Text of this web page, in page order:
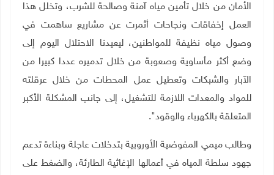
الأمان من خلال تأمين مياه آمنة وصالحة للشرب، وتخلل هذا
العمل إخفاقات ونجاحات أثمرت عن مشاريع ساهمت في
وصول مياه نظيفة للمواطنين، ليعيدنا الاحتلال اليوم إلى
وضع أكثر مأساوية وصعوبة من خلال تدميره عددا كبيرا من
الآبار والشبكات وتعطيل عمل المحطات من خلال عرقلته
للمواد والمعدات اللازمة للتشغيل، إلى جانب المشكلة الأكبر
المتعلقة بالكهرباء والوقود".
وطالب ميمي المفوضية الأوروبية بتدخلات عاجلة وبناءة تدعم
جهود سلطة المياه في أعمالها الإغاثية الطارئة، والضغط على